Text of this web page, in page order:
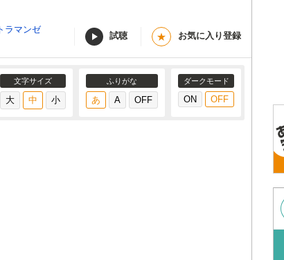
ラマンゼ
試聴 ★ お気に入り登録
文字サイズ ふりがな ダークモード